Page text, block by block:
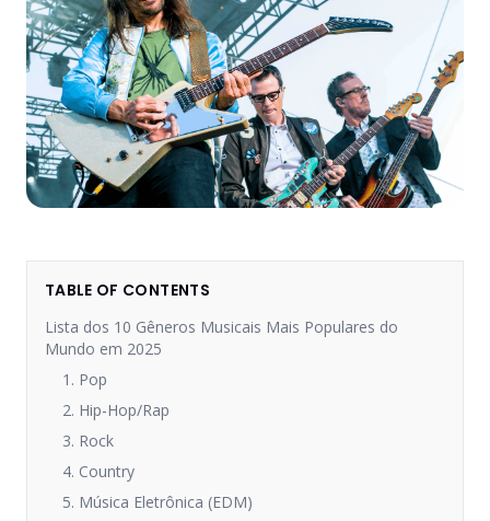
TABLE OF CONTENTS
Lista dos 10 Gêneros Musicais Mais Populares do
Mundo em 2025
1. Pop
2. Hip-Hop/Rap
3. Rock
4. Country
5. Música Eletrônica (EDM)